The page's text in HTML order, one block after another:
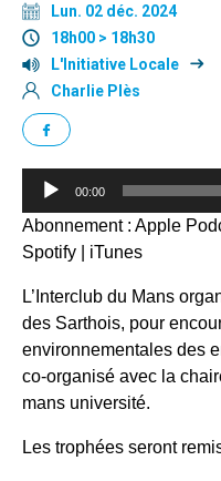
Lun. 02 déc. 2024
18h00 > 18h30
L'Initiative Locale
Charlie Plès
Lecteur
00:00
Abonnement : Apple
Spotify
iTunes
L’Interclub du Mans
des Sarthois, pour
environnementales des
co-organisé avec la
mans université.
Les trophées seront